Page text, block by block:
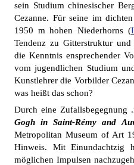
sein Studium chinesischer
Cezanne. Für seine im
1950 m hohen Niederhorns (
Tendenz zu Gitterstruktur
die Kenntnis ensprechender
vom jugendlichen Studium
Kunstlehrer die Vorbilder
was heißt das schon?
Durch eine Zufallsbegegnung
Gogh in Saint-Rémy and
Metropolitan Museum of Art
Hinweis. Mit Einundachtzig
möglichen Impulsen